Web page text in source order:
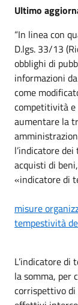
Ultimo
“In linea con
D.lgs. 33/13
obblighi di
informazioni
come
competitività e
aumentare la
l’indicatore
acquisti di
«indicatore di
misure
tempestività
L’indicatore di
la somma, per
corrispettivo di